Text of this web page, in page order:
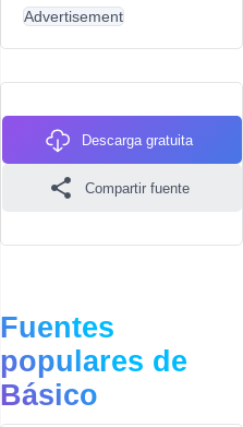
Advertisement
Descarga gratuita
Compartir fuente
Fuentes
populares de
Básico